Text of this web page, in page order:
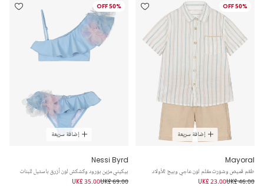
50% OFF
إضافة سريعة
Mayoral
طقم قميص وشورت مقلم لون عاجي وبيج للأولاد
UK£ 46.00
UK£ 23.00
50% OFF
إضافة سريعة
Nessi Byrd
بيكيني مزين بورود وكشكش لون أزرق باستيل للبنات
UK£ 69.00
UK£ 35.00